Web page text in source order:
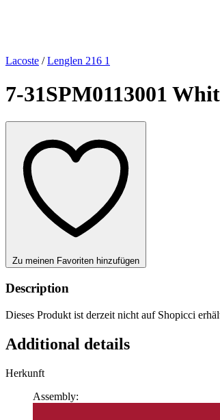
Lacoste /Lenglen 216 1
7-31SPM0113001
Zu meinen Favoriten hinzufügen
Description
Dieses Produkt ist derzeit nicht auf Shopicci
Additional details
Herkunft
Assembly: